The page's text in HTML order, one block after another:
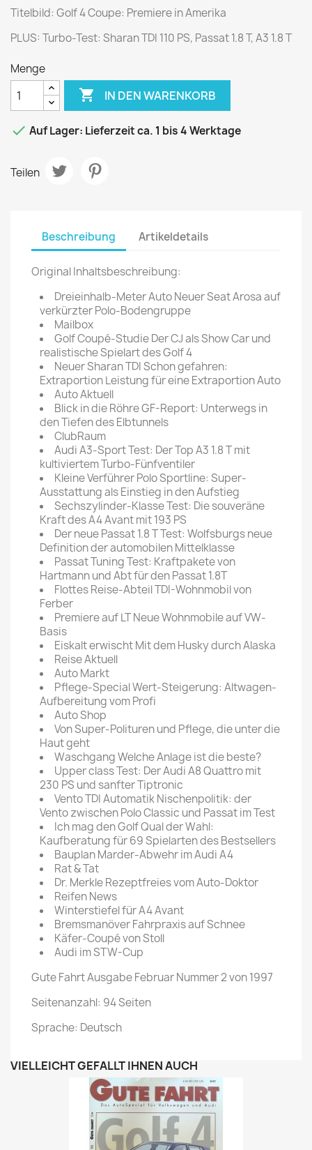
Titelbild: Golf 4 Coupe: Premiere in Amerika
PLUS: Turbo-Test: Sharan TDI 110 PS, Passat 1.8 T, A3 1.8 T
Menge
 IN DEN WARENKORB
 Auf Lager: Lieferzeit ca. 1 bis 4 Werktage
Teilen
Beschreibung Artikeldetails
Original Inhaltsbeschreibung:
Dreieinhalb-Meter Auto Neuer Seat Arosa auf
verkürzter Polo-Bodengruppe
Mailbox
Golf Coupé-Studie Der CJ als Show Car und
realistische Spielart des Golf 4
Neuer Sharan TDI Schon gefahren:
Extraportion Leistung für eine Extraportion Auto
Auto Aktuell
Blick in die Röhre GF-Report: Unterwegs in
den Tiefen des Elbtunnels
ClubRaum
Audi A3-Sport Test: Der Top A3 1.8 T mit
kultiviertem Turbo-Fünfventiler
Kleine Verführer Polo Sportline: Super-
Ausstattung als Einstieg in den Aufstieg
Sechszylinder-Klasse Test: Die souveräne
Kraft des A4 Avant mit 193 PS
Der neue Passat 1.8 T Test: Wolfsburgs neue
Definition der automobilen Mittelklasse
Passat Tuning Test: Kraftpakete von
Hartmann und Abt für den Passat 1.8T
Flottes Reise-Abteil TDI-Wohnmobil von
Ferber
Premiere auf LT Neue Wohnmobile auf VW-
Basis
Eiskalt erwischt Mit dem Husky durch Alaska
Reise Aktuell
Auto Markt
Pflege-Special Wert-Steigerung: Altwagen-
Aufbereitung vom Profi
Auto Shop
Von Super-Polituren und Pflege, die unter die
Haut geht
Waschgang Welche Anlage ist die beste?
Upper class Test: Der Audi A8 Quattro mit
230 PS und sanfter Tiptronic
Vento TDI Automatik Nischenpolitik: der
Vento zwischen Polo Classic und Passat im Test
Ich mag den Golf Qual der Wahl:
Kaufberatung für 69 Spielarten des Bestsellers
Bauplan Marder-Abwehr im Audi A4
Rat & Tat
Dr. Merkle Rezeptfreies vom Auto-Doktor
Reifen News
Winterstiefel für A4 Avant
Bremsmanöver Fahrpraxis auf Schnee
Käfer-Coupé von Stoll
Audi im STW-Cup
Gute Fahrt Ausgabe Februar Nummer 2 von 1997
Seitenanzahl: 94 Seiten
Sprache: Deutsch
VIELLEICHT GEFÄLLT IHNEN AUCH